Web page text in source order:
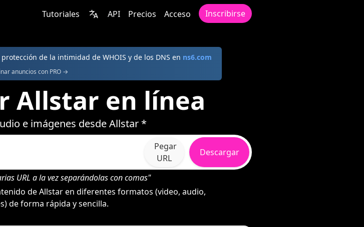
Tutoriales API Precios Acceso Inscribirse
de la intimidad de WHOIS y de los DNS en ns6.com
anuncios con PRO →
Allstar en línea
e imágenes desde Allstar *
Pegar
URL
Descargar
URL a la vez separándolas con comas"
de Allstar en diferentes formatos (video, audio,
de forma rápida y sencilla.